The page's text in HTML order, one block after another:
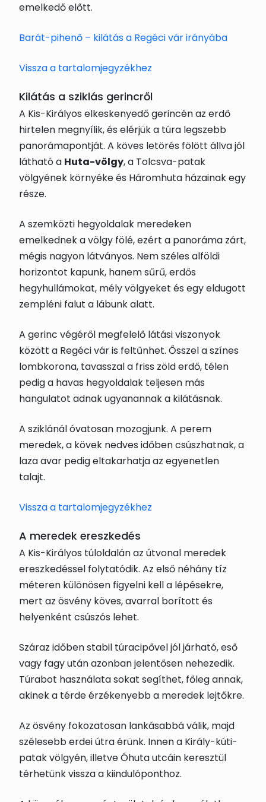
emelkedő előtt.
Barát-pihenő – kilátás a Regéci vár irányába
Vissza a tartalomjegyzékhez
Kilátás a sziklás gerincről
A Kis-Királyos elkeskenyedő gerincén az erdő
hirtelen megnyílik, és elérjük a túra legszebb
panorámapontját. A köves letörés fölött állva jól
látható a Huta-völgy, a Tolcsva-patak
völgyének környéke és Háromhuta házainak egy
része.
A szemközti hegyoldalak meredeken
emelkednek a völgy fölé, ezért a panoráma zárt,
mégis nagyon látványos. Nem széles alföldi
horizontot kapunk, hanem sűrű, erdős
hegyhullámokat, mély völgyeket és egy eldugott
zempléni falut a lábunk alatt.
A gerinc végéről megfelelő látási viszonyok
között a Regéci vár is feltűnhet. Ősszel a színes
lombkorona, tavasszal a friss zöld erdő, télen
pedig a havas hegyoldalak teljesen más
hangulatot adnak ugyanannak a kilátásnak.
A sziklánál óvatosan mozogjunk. A perem
meredek, a kövek nedves időben csúszhatnak, a
laza avar pedig eltakarhatja az egyenetlen
talajt.
Vissza a tartalomjegyzékhez
A meredek ereszkedés
A Kis-Királyos túloldalán az útvonal meredek
ereszkedéssel folytatódik. Az első néhány tíz
méteren különösen figyelni kell a lépésekre,
mert az ösvény köves, avarral borított és
helyenként csúszós lehet.
Száraz időben stabil túracipővel jól járható, eső
vagy fagy után azonban jelentősen nehezedik.
Túrabot használata sokat segíthet, főleg annak,
akinek a térde érzékenyebb a meredek lejtőkre.
Az ösvény fokozatosan lankásabbá válik, majd
szélesebb erdei útra érünk. Innen a Király-kúti-
patak völgyén, illetve Óhuta utcáin keresztül
térhetünk vissza a kiindulóponthoz.